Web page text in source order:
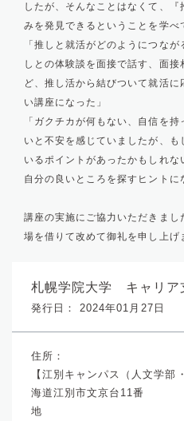
したが、そんなことはなくて、
みを発見できるということを学べ
「推しと就活がどのようにつな
しとの体験談を面接で話す、面
ど、推し活から結びついて就活
い講座になった」
「ガクチカが何もない、自信を
いと不安を感じていましたが、
いるポイントがあったかもしれな
自分の良いところを探すヒントに
講座の実施にご協力いただきま
場を借りて改めて御礼を申し上げ
発行日： 2024年01月27日
札幌学院大学 キャリア
住所：
【江別キャンパス（人文学
海道江別市文京台11番